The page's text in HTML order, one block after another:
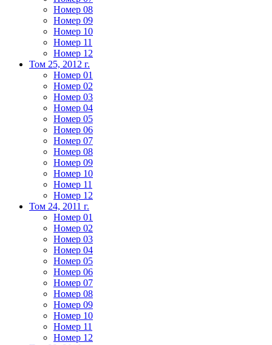
Номер 08
Номер 09
Номер 10
Номер 11
Номер 12
Том 25, 2012 г.
Номер 01
Номер 02
Номер 03
Номер 04
Номер 05
Номер 06
Номер 07
Номер 08
Номер 09
Номер 10
Номер 11
Номер 12
Том 24, 2011 г.
Номер 01
Номер 02
Номер 03
Номер 04
Номер 05
Номер 06
Номер 07
Номер 08
Номер 09
Номер 10
Номер 11
Номер 12